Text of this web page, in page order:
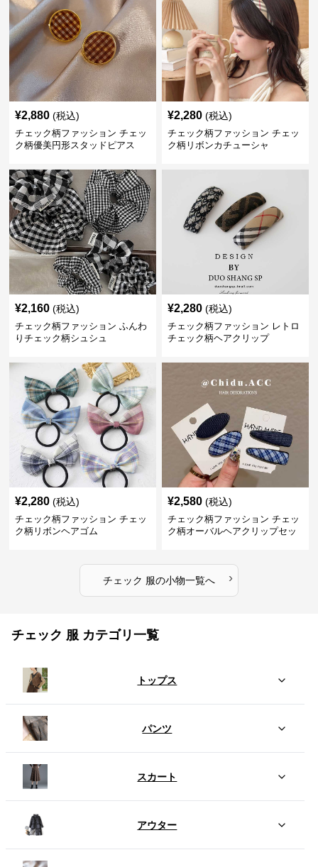
¥2,880 (税込)
チェック柄ファッション チェッ
ク柄優美円形スタッドピアス
¥2,280 (税込)
チェック柄ファッション チェッ
ク柄リボンカチューシャ
¥2,160 (税込)
チェック柄ファッション ふんわ
りチェック柄シュシュ
¥2,280 (税込)
チェック柄ファッション レトロ
チェック柄ヘアクリップ
¥2,280 (税込)
チェック柄ファッション チェッ
ク柄リボンヘアゴム
¥2,580 (税込)
チェック柄ファッション チェッ
ク柄オーバルヘアクリップセッ
チェック 服の小物一覧へ ›
チェック 服 カテゴリ一覧
トップス
パンツ
スカート
アウター